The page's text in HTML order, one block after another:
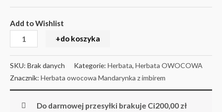
Add to Wishlist
+do koszyka
SKU: Brak danych Kategorie: Herbata, Herbata OWOCOWA
Znacznik: Herbata owocowa Mandarynka z imbirem
Do darmowej przesyłki brakuje Ci200,00 zł